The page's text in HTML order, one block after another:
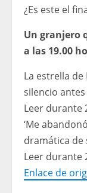
¿Es este el
Un granjero
a las 19.00
La estrella
silencio
Leer durante
‘Me
dramática de
Leer durante
Enlace de